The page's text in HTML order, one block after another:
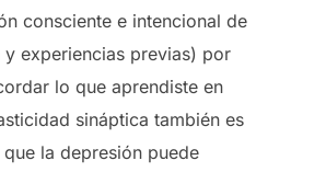
consciente e intencional de
experiencias previas) por
lo que aprendiste en
sináptica también es
la depresión puede